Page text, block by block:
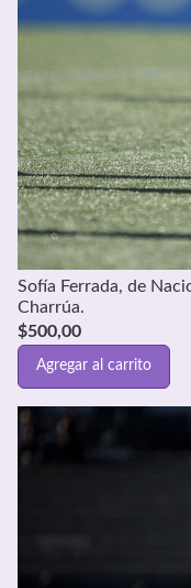
Sofía Ferrada, de
Charrúa.
$500,00
Agregar al carrito